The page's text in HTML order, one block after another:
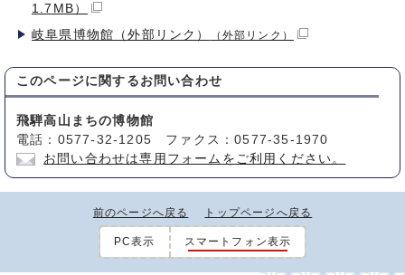
1.7MB）
岐阜県博物館（外部リンク）
（外部リンク）
このページに関する お問い合わせ
飛騨高山まちの博物館
電話：0577-32-1205 ファクス：0577-35-1970
お問い合わせは専用フォームをご利用ください。
前のページへ戻る トップページへ戻る
PC表示 スマートフォン表示